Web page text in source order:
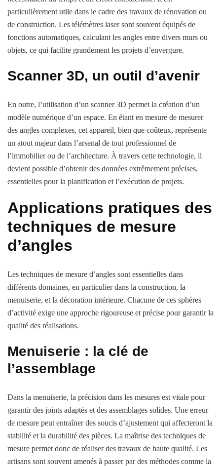
particulièrement utile dans le cadre des travaux de rénovation ou
de construction. Les télémètres laser sont souvent équipés de
fonctions automatiques, calculant les angles entre divers murs ou
objets, ce qui facilite grandement les projets d’envergure.
Scanner 3D, un outil d’avenir
En outre, l’utilisation d’un scanner 3D permet la création d’un
modèle numérique d’un espace. En étant en mesure de mesurer
des angles complexes, cet appareil, bien que coûteux, représente
un atout majeur dans l’arsenal de tout professionnel de
l’immobilier ou de l’architecture. À travers cette technologie, il
devient possible d’obtenir des données extrêmement précises,
essentielles pour la planification et l’exécution de projets.
Applications pratiques des
techniques de mesure
d’angles
Les techniques de mesure d’angles sont essentielles dans
différents domaines, en particulier dans la construction, la
menuiserie, et la décoration intérieure. Chacune de ces sphères
d’activité exige une approche rigoureuse et précise pour garantir la
qualité des réalisations.
Menuiserie : la clé de
l’assemblage
Dans la menuiserie, la précision dans les mesures est vitale pour
garantir des joints adaptés et des assemblages solides. Une erreur
de mesure peut entraîner des soucis d’ajustement qui affecteront la
stabilité et la durabilité des pièces. La maîtrise des techniques de
mesure permet donc de réaliser des travaux de haute qualité. Les
artisans sont souvent amenés à passer par des méthodes comme la